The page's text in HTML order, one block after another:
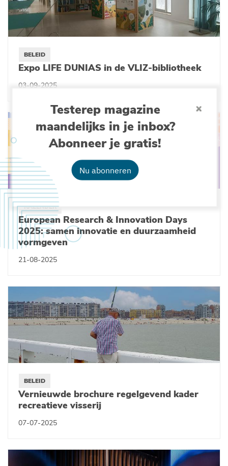
Testerep magazine
maandelijks in je inbox?
Abonneer je gratis!
Nu abonneren
BELEID
Expo LIFE DUNIAS in de VLIZ-bibliotheek
03-09-2025
KALENDER
European Research & Innovation Days
2025: samen innovatie en duurzaamheid
vormgeven
21-08-2025
BELEID
Vernieuwde brochure regelgevend kader
recreatieve visserij
07-07-2025